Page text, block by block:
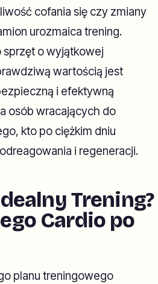
cofania się czy zmiany
urozmaica trening.
sprzęt o wyjątkowej
wartością jest
i efektywną
osób wracających do
kto po ciężkim dniu
i regeneracji.
Trening?
Cardio po
planu treningowego